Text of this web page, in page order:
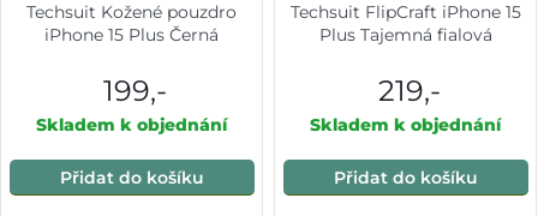
Techsuit Kožené pouzdro
iPhone 15 Plus Černá
199,-
Skladem k objednání
Přidat do košíku
Techsuit FlipCraft iPhone 15
Plus Tajemná fialová
219,-
Skladem k objednání
Přidat do košíku